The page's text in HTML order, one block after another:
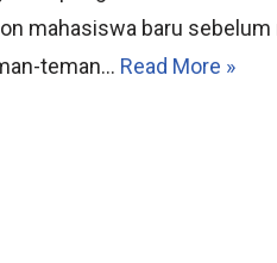
mahasiswa baru
teman… Read More »